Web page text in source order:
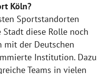
Köln?
Sportstandorten
diese Rolle noch
mit der Deutschen
Institution. Dazu
Teams in vielen